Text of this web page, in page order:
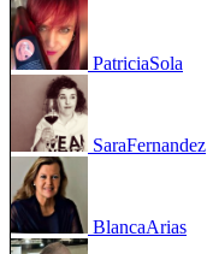
PatriciaSola
SaraFernandez
BlancaArias